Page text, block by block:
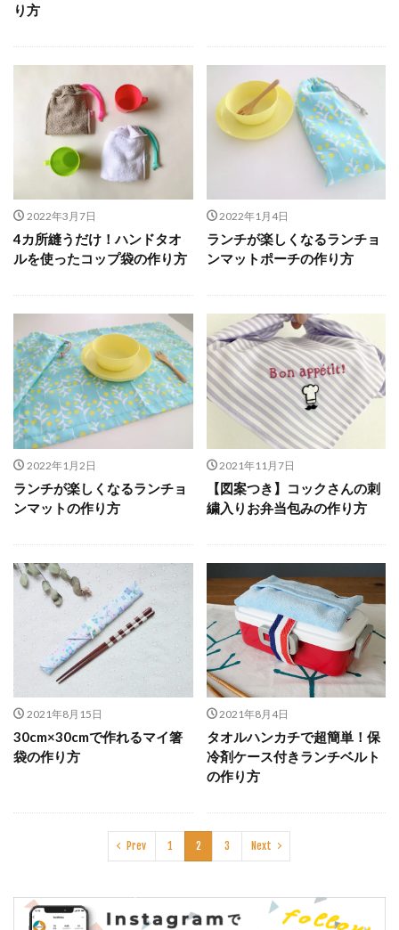
り方
2022年3月7日
4カ所縫うだけ！ハンドタオ
ルを使ったコップ袋の作り方
2022年1月4日
ランチが楽しくなるランチョ
ンマットポーチの作り方
2022年1月2日
ランチが楽しくなるランチョ
ンマットの作り方
2021年11月7日
【図案つき】コックさんの刺
繍入りお弁当包みの作り方
2021年8月15日
30cm×30cmで作れるマイ箸
袋の作り方
2021年8月4日
タオルハンカチで超簡単！保
冷剤ケース付きランチベルト
の作り方
Prev 1 2 3 Next